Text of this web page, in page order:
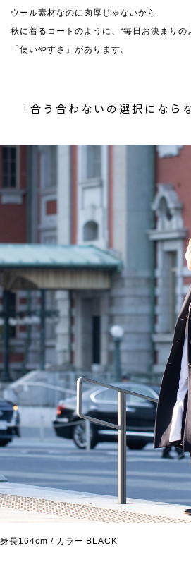
ウール素材なのに肉厚じゃないから
秋に着るコートのように、“毎日お決まりの
「使いやすさ」があります。
「合う合わないの選択になら
身長164cm / カラー BLACK